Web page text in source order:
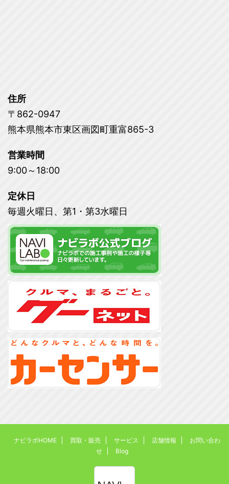
住所
〒862-0947
熊本県熊本市東区画図町重富865-3
営業時間
9:00～18:00
定休日
毎週火曜日、第1・第3水曜日
ナビラボHOME 買取・販売 サービス 店舗情報
お問い合わ
せ
Blog